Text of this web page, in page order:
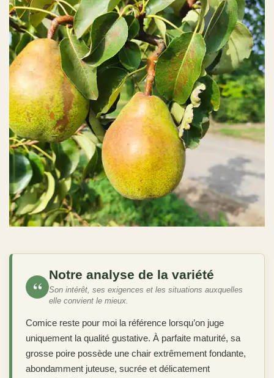
“
Notre analyse de la variété
Son intérêt, ses exigences et les situations auxquelles
elle convient le mieux.
Comice reste pour moi la référence lorsqu’on juge
uniquement la qualité gustative. À parfaite maturité, sa
grosse poire possède une chair extrêmement fondante,
abondamment juteuse, sucrée et délicatement